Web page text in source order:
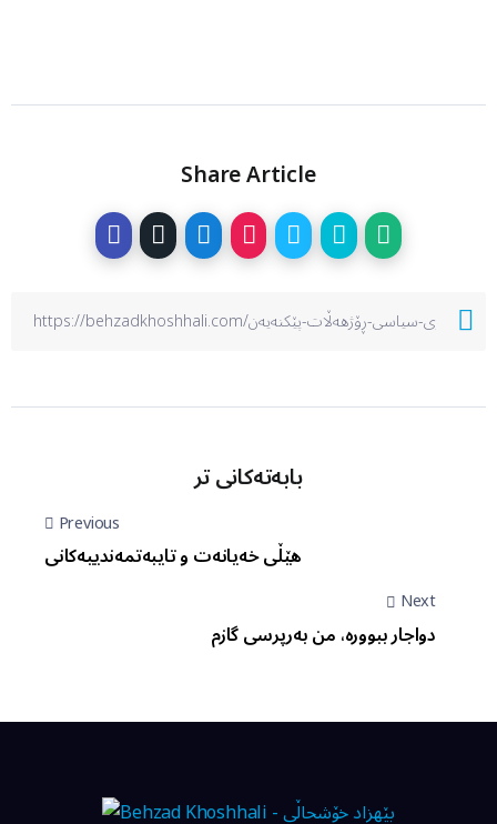
Share Article
بابەتەکانی تر
Previous
هێڵی خەیانەت و تایبەتمەندییەکانی
Next
دواجار ببوورە، من بەرپرسی گازم